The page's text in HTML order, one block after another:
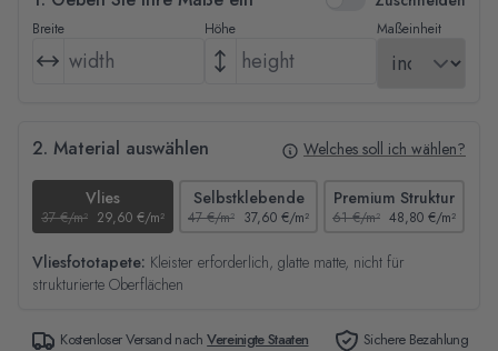
Breite Höhe Maßeinheit
2. Material auswählen Welches soll ich wählen?
Vlies
37 €/m² 29,60 €/m²
Selbstklebende
47 €/m² 37,60 €/m²
Premium Struktur
61 €/m² 48,80 €/m²
Vliesfototapete: Kleister erforderlich, glatte matte, nicht für
strukturierte Oberflächen
Kostenloser Versand nachVereinigte Staaten Sichere Bezahlung